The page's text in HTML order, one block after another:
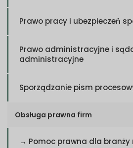
Prawo pracy i ubezpieczeń
Prawo administracyjne i
administracyjne
Sporządzanie pism
Obsługa prawna firm
→ Pomoc prawna dla branży